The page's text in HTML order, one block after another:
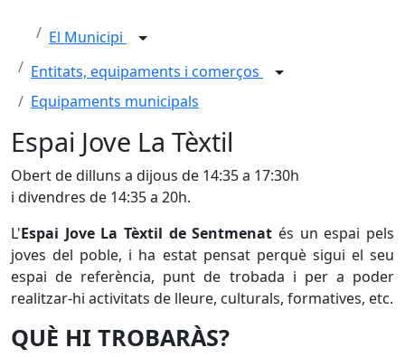
El Municipi
Entitats, equipaments i comerços
Equipaments municipals
Espai Jove La Tèxtil
Obert de dilluns a dijous de 14:35 a 17:30h
i divendres de 14:35 a 20h.
L'Espai Jove La Tèxtil de Sentmenat és un espai pels
joves del poble, i ha estat pensat perquè sigui el seu
espai de referència, punt de trobada i per a poder
realitzar-hi activitats de lleure, culturals, formatives, etc.
QUÈ HI TROBARÀS?